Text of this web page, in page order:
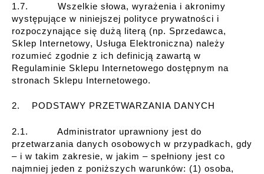
1.7. Wszelkie słowa, wyrażenia i akronimy
występujące w niniejszej polityce prywatności i
rozpoczynające się dużą literą (np. Sprzedawca,
Sklep Internetowy, Usługa Elektroniczna) należy
rozumieć zgodnie z ich definicją zawartą w
Regulaminie Sklepu Internetowego dostępnym na
stronach Sklepu Internetowego.
2. PODSTAWY PRZETWARZANIA DANYCH
2.1. Administrator uprawniony jest do
przetwarzania danych osobowych w przypadkach, gdy
– i w takim zakresie, w jakim – spełniony jest co
najmniej jeden z poniższych warunków: (1) osoba,